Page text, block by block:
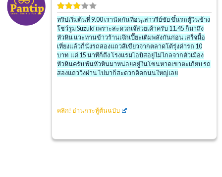
ทริปเริ่มต้นที่ 9.00 เรานัดกันที่อนุเสาวรีย์ชัย ขึ้นรถตู้วินข้าง
โชว์รูม Suzuki เพราะสะดวกเจ๊สวยเค้าครับ 11.45 ก็มาถึง
หัวหิน แวะทานข้าวร้านเจ๊กเปี๊ยะเติมพลังกันก่อน เสร็จมื้อ
เที่ยงแล้วก็นั่งรถสองแถวสีเขียวจากตลาดโต้รุ่งค่ารถ 10
บาท แค่ 15 นาทีก็ถึง โรงแรมไอบิสอยู่ไม่ไกลจากตัวเมือง
หัวหินครับ พ้นหัวหินมาหน่อยอยู่ในโซนหาดเขาตะเกียบ รถ
สองแถววิ่งผ่าน ไปมาก็สะดวกติดถนนใหญ่เลย
คลิก! อ่านกระทู้ต้นฉบับ